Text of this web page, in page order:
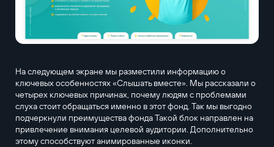
На следующем экране мы разместили информацию о
ключевых особенностях «Слышать вместе». Мы рассказали о
четырех ключевых причинах, почему людям с проблемами
слуха стоит обращаться именно в этот фонд. Так мы выгодно
подчеркнули преимущества фонда Такой блок направлен на
привлечение внимания целевой аудитории. Дополнительно
этому способствуют анимированные иконки.